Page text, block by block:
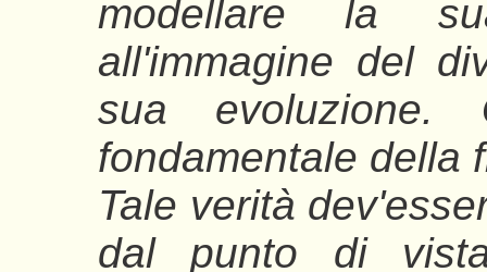
modellare la
all'immagine del
sua
fondamentale della
Tale verità
dal punto di